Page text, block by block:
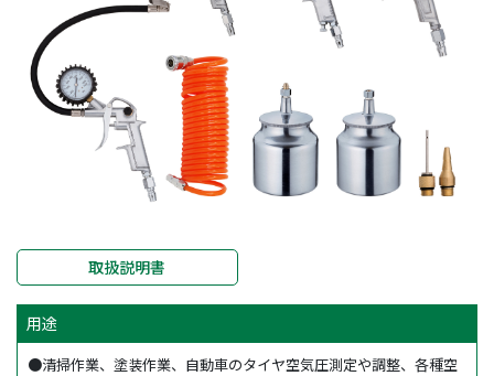
取扱説明書
用途
●清掃作業、塗装作業、自動車のタイヤ空気圧測定や調整、各種空